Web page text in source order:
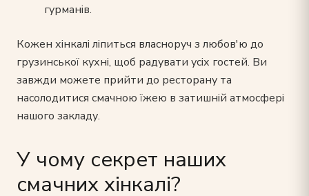
гурманів.
Кожен хінкалі ліпиться власноруч з любов'ю до
грузинської кухні, щоб радувати усіх гостей. Ви
завжди можете прийти до ресторану та
насолодитися смачною їжею в затишній атмосфері
нашого закладу.
У чому секрет наших
смачних хінкалі?